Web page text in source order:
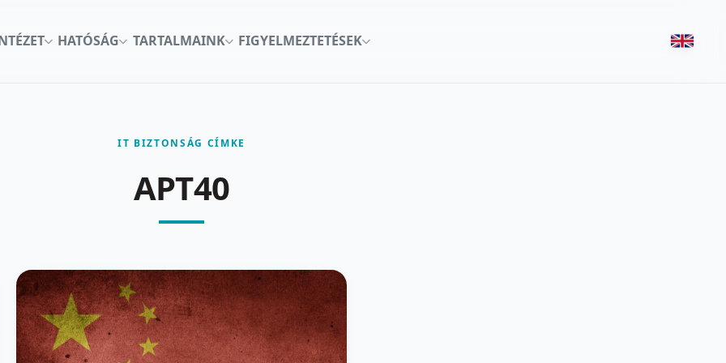
HATÓSÁG TARTALMAINK FIGYELMEZTETÉSEK
IT BIZTONSÁG CÍMKE
APT40